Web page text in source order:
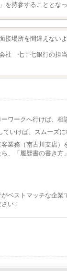
を持参することとなっ
接場所を間違えない
社 七十七銀行の担
ワークへ行けば、相
いけば、スムーズに
業務（南古川支店
、「履歴書の書き方
ベストマッチな企業
い！